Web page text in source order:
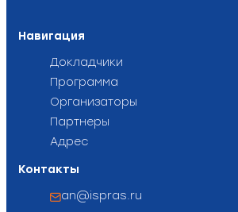
Навигация
Докладчики
Программа
Организаторы
Партнеры
Адрес
Контакты
an@ispras.ru